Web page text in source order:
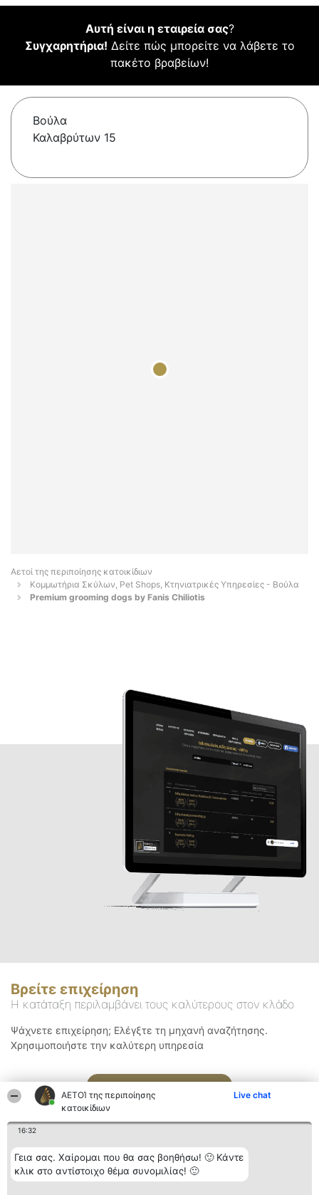
ΑΕΤΟΊ της περιποίησης
κατοικίδιων
Live chat
16:32
Γεια σας. Χαίρομαι που θα σας βοηθήσω! 🙂 Κάντε
κλικ στο αντίστοιχο θέμα συνομιλίας! 🙂
Αυτή είναι η εταιρεία σας?
Συγχαρητήρια! Δείτε πώς μπορείτε να λάβετε το
πακέτο βραβείων!
Βούλα
Καλαβρύτων 15
Αετοί της περιποίησης κατοικίδιων
Κομμωτήρια Σκύλων, Pet Shops, Κτηνιατρικές Υπηρεσίες - Βούλα
Premium grooming dogs by Fanis Chiliotis
Βρείτε επιχείρηση
Η κατάταξη περιλαμβάνει τους καλύτερους στον κλάδο
Ψάχνετε επιχείρηση; Ελέγξτε τη μηχανή αναζήτησης.
Χρησιμοποιήστε την καλύτερη υπηρεσία
Αναζήτηση